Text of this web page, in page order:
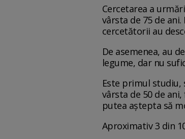
Cercetarea a
vârsta de 75 de
cercetătorii au
De asemenea, au
legume, dar nu
Este primul studiu,
vârsta de 50 de
putea aștepta să
Aproximativ 3 din